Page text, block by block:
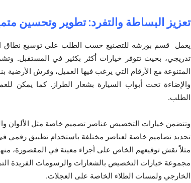
تعزيز البساطة والتفرد: تطوير وتحسين
يعمل قسم بورشه للتصنيع حسب الطلب على توسيع نطاق
تدريجي، بحيث تتوفر خيارات أكثر بكثير في المستقبل.
المتنوعة مع الأرقام التي يرغب فيها العميل، وفرش الأرضية
والإضاءة تحت أبواب السيارة بشعار الطراز. كما يمكن
الطلب‏.
وتتضمن خيارات التخصيص عناصر تصميم خاصة مثل الألوان
تحديد تصاميم خاصة لعناصر مختلفة باستخدام تطبيق رقمي في
مثلاً نقش توقيعهم الخاص على أجزاء معينة في المقصورة،
مجموعة خيارات التخصيص بالشعارات والرسومات الفريدة
الخارجي ولمسات الطلاء الخاصة على العجلات‏.